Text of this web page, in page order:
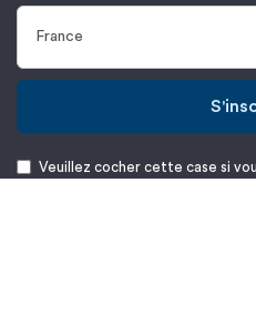
Veuillez cocher cette case si